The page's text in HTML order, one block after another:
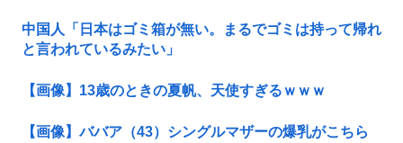
中国人「日本はゴミ箱が無い。まるでゴミは持って帰れ
と言われているみたい」
【画像】13歳のときの夏帆、天使すぎるｗｗｗ
【画像】ババア（43）シングルマザーの爆乳がこちら